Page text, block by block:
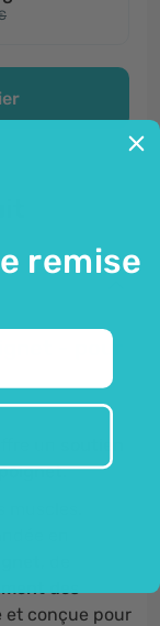
- pour
des
et conçue pour
remise